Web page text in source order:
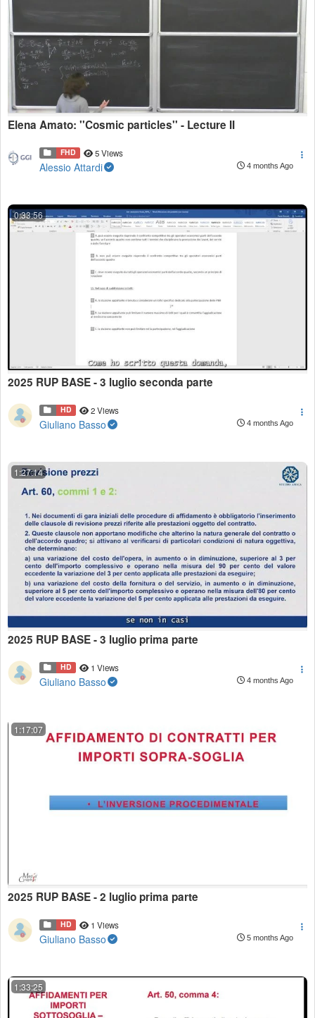
Elena Amato: ''Cosmic particles'' - Lecture II
FHD 5 Views
Alessio Attardi 4 months Ago
0:33:56
2025 RUP BASE - 3 luglio seconda parte
HD 2 Views
Giuliano Basso 4 months Ago
1:27:14
2025 RUP BASE - 3 luglio prima parte
HD 1 Views
Giuliano Basso 4 months Ago
1:17:07
2025 RUP BASE - 2 luglio prima parte
HD 1 Views
Giuliano Basso 5 months Ago
1:33:25